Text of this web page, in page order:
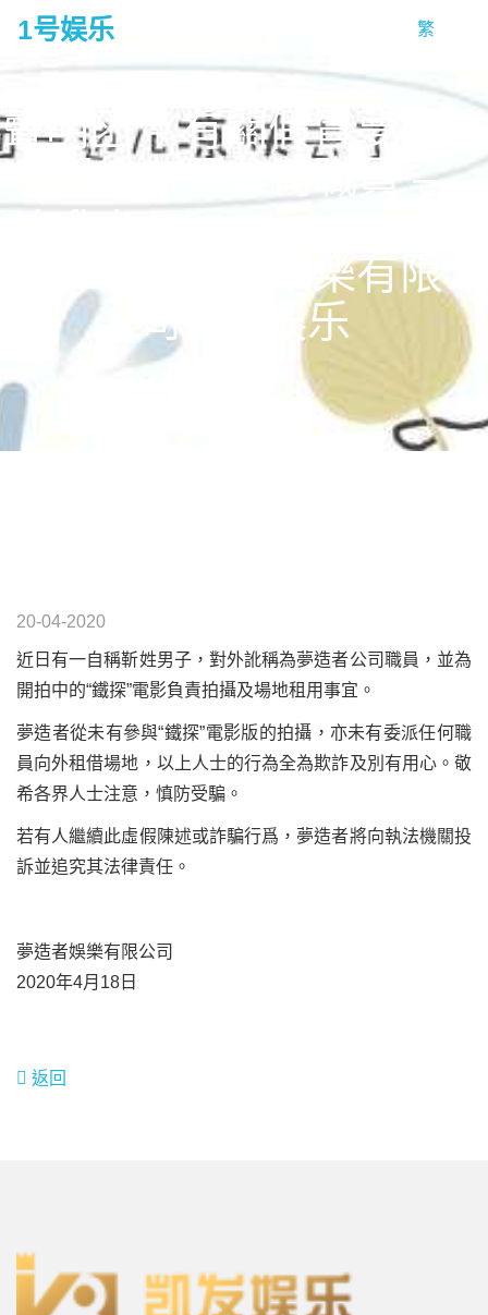
1号娱乐 繁
聲明函 – 有關假冒夢造者
娛樂有限公司職員 –
infinitus entertainment
limited 夢造者娛樂有限公
司-1号娱乐
20-04-2020
近日有一自稱靳姓男子，對外訛稱為夢造者公司職員，並為
開拍中的“鐵探”電影負責拍攝及場地租用事宜。
夢造者從未有參與“鐵探”電影版的拍攝，亦未有委派任何職
員向外租借場地，以上人士的行為全為欺詐及別有用心。敬
希各界人士注意，慎防受騙。
若有人繼續此虛假陳述或詐騙行爲，夢造者將向執法機關投
訴並追究其法律責任。
夢造者娛樂有限公司
2020年4月18日
返回